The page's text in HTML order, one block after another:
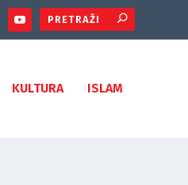
KULTURA ISLAM